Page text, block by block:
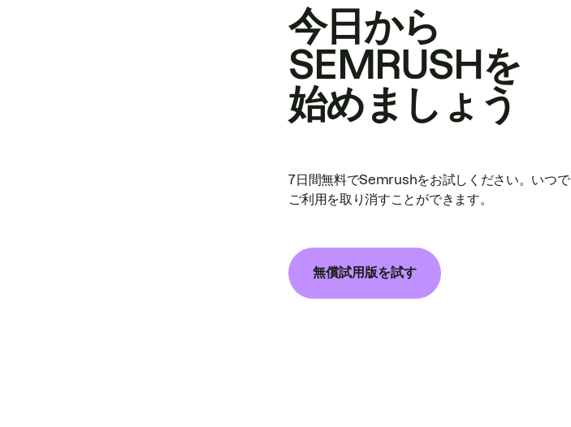
今日から
SEMRUSHを
始めましょう
7日間無料でSemrushをお試しください。いつ
ご利用を取り消すことができます。
無償試用版を試す